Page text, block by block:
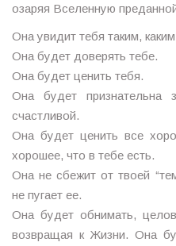
озаряя Вселенную
Она увидит тебя таким,
Она будет доверять тебе.
Она будет ценить тебя.
Она будет признательна
счастливой.
Она будет ценить все
хорошее, что в тебе есть.
Она не сбежит от твоей
не пугает ее.
Она будет обнимать,
возвращая к Жизни. Она